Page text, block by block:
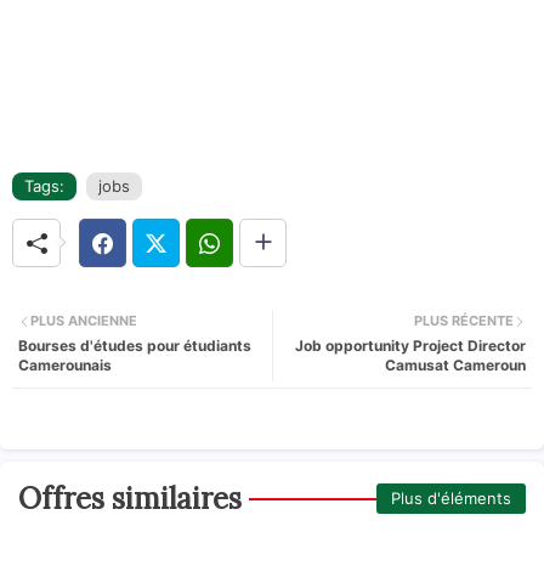
Tags: jobs
PLUS RÉCENTE
Job opportunity Project Director
Camusat Cameroun
PLUS ANCIENNE
Bourses d'études pour étudiants
Camerounais
Offres similaires Plus d'éléments